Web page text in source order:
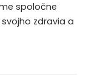
spoločne
zdravia a